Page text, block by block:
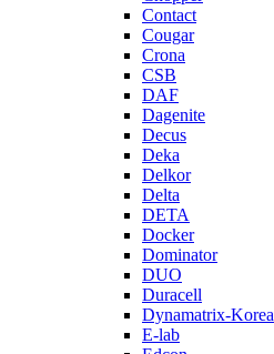
Contact
Cougar
Crona
CSB
DAF
Dagenite
Decus
Deka
Delkor
Delta
DETA
Docker
Dominator
DUO
Duracell
Dynamatrix-Korea
E-lab